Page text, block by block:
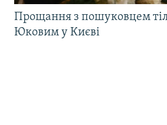
Прощання з пошуковцем
Юковим у Києві